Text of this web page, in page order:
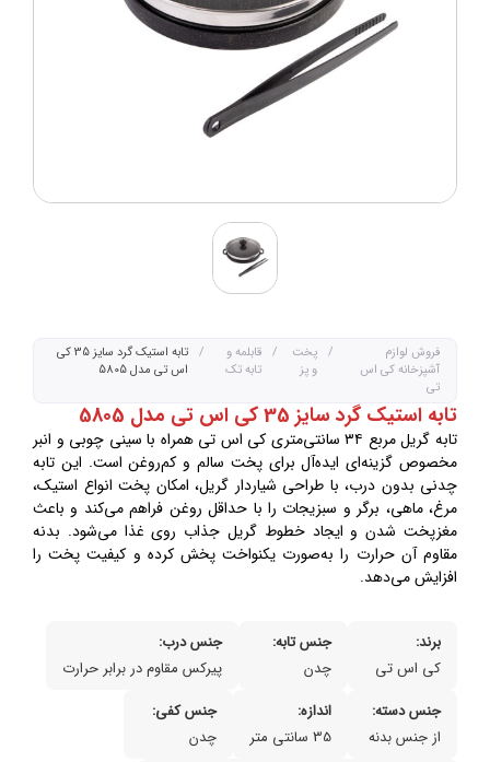
فروش لوازم
آشپزخانه کی اس
تی
/ پخت
و پز
/
قابلمه و
تابه تک
/
تابه استیک گرد سایز 35 کی
اس تی مدل 5805
تابه استیک گرد سایز 35 کی اس تی مدل 5805
تابه گریل مربع ۳۴ سانتی‌متری کی اس تی همراه با سینی چوبی و انبر
مخصوص گزینه‌ای ایده‌آل برای پخت سالم و کم‌روغن است. این تابه
چدنی بدون درب، با طراحی شیار‌دار گریل، امکان پخت انواع استیک،
مرغ، ماهی، برگر و سبزیجات را با حداقل روغن فراهم می‌کند و باعث
مغزپخت شدن و ایجاد خطوط گریل جذاب روی غذا می‌شود. بدنه
مقاوم آن حرارت را به‌صورت یکنواخت پخش کرده و کیفیت پخت را
افزایش می‌دهد.
برند:
کی اس تی
جنس تابه:
چدن
جنس درب:
پیرکس مقاوم در برابر حرارت
جنس دسته:
از جنس بدنه
اندازه:
35 سانتی متر
جنس کفی:
چدن